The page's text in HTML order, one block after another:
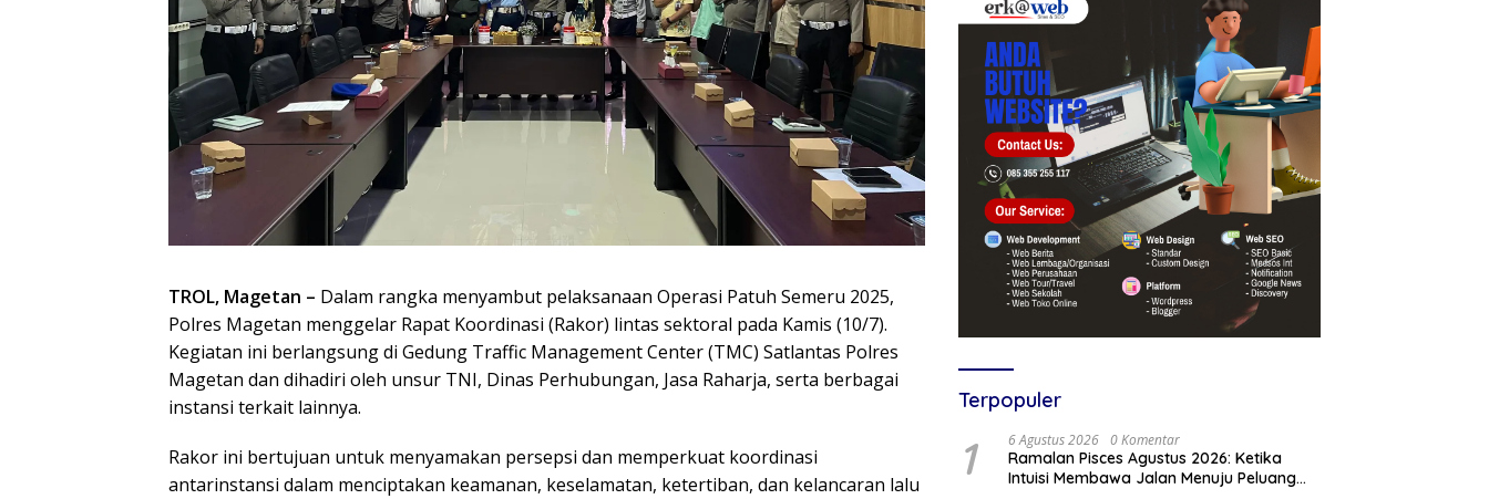
TROL, Magetan – Dalam rangka menyambut pelaksanaan Operasi Patuh Semeru 2025,
Polres Magetan menggelar Rapat Koordinasi (Rakor) lintas sektoral pada Kamis (10/7).
Kegiatan ini berlangsung di Gedung Traffic Management Center (TMC) Satlantas Polres
Magetan dan dihadiri oleh unsur TNI, Dinas Perhubungan, Jasa Raharja, serta berbagai
instansi terkait lainnya.
Rakor ini bertujuan untuk menyamakan persepsi dan memperkuat koordinasi
antarinstansi dalam menciptakan keamanan, keselamatan, ketertiban, dan kelancaran lalu
Terpopuler
1 6 Agustus 2026 0 Komentar
Ramalan Pisces Agustus 2026: Ketika
Intuisi Membawa Jalan Menuju Peluang